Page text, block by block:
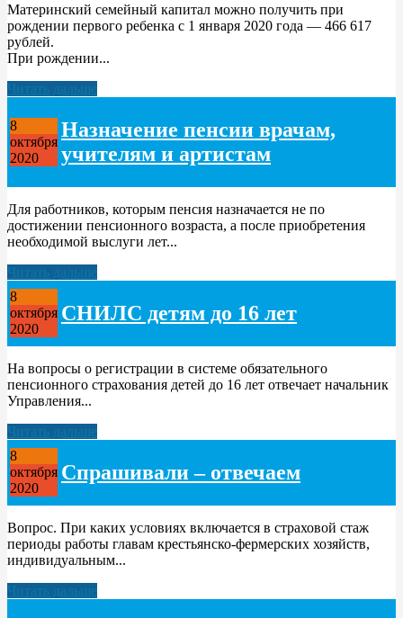
Материнский семейный капитал можно получить при
рождении первого ребенка с 1 января 2020 года — 466 617
рублей.
При рождении...
Читать дальше
8
октября
2020
Назначение пенсии врачам,
учителям и артистам
Для работников, которым пенсия назначается не по
достижении пенсионного возраста, а после приобретения
необходимой выслуги лет...
Читать дальше
8
октября
2020
СНИЛС детям до 16 лет
На вопросы о регистрации в системе обязательного
пенсионного страхования детей до 16 лет отвечает начальник
Управления...
Читать дальше
8
октября
2020
Спрашивали – отвечаем
Вопрос. При каких условиях включается в страховой стаж
периоды работы главам крестьянско-фермерских хозяйств,
индивидуальным...
Читать дальше